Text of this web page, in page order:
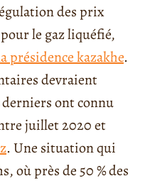
des prix
le gaz liquéfié,
présidence kazakhe.
devraient
ont connu
juillet 2020 et
. Une situation qui
où près de 50 % des